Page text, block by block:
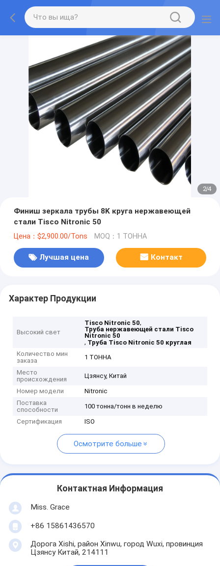
2/4
Финиш зеркала трубы 8K круга нержавеющей
стали Tisco Nitronic 50
Цена：$2,900.00/Tons MOQ：1 ТОННА
Лучшая цена Контакт
Характер Продукции
Высокий свет
Tisco Nitronic 50,
Труба нержавеющей стали Tisco
Nitronic 50
, Труба Tisco Nitronic 50 круглая
Количество мин
заказа
1 ТОННА
Место
происхождения
Цзянсу, Китай
Номер модели
Nitronic
Поставка
способности
100 тонна/тонн в неделю
Сертификация ISO
Осмотрите больше
Контактная Информация
Miss. Grace
+86 15861436570
Дорога Xishi, район Xinwu, город Wuxi, провинция
Цзянсу Китай, 214111